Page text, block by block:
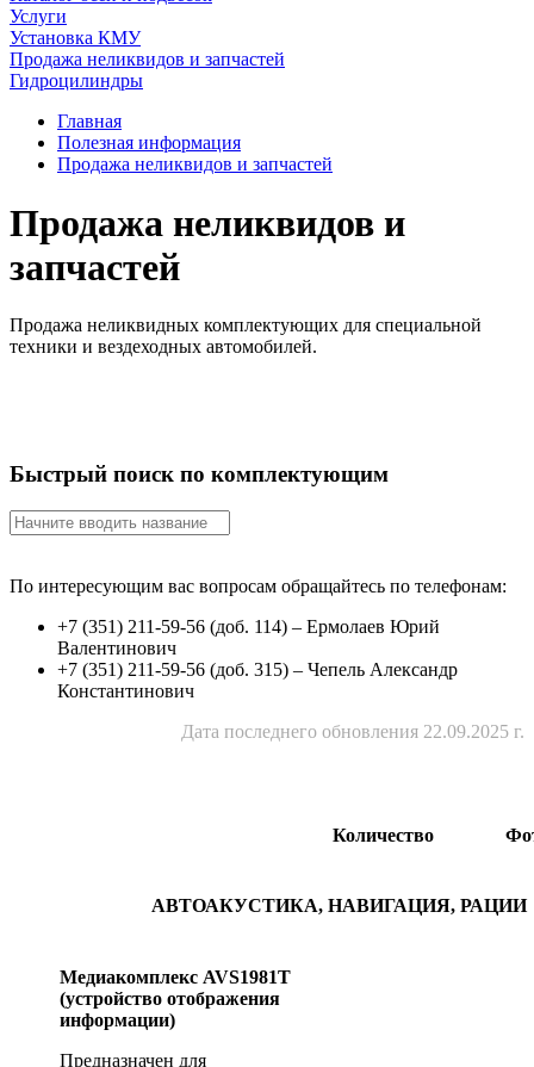
Услуги
Установка КМУ
Продажа неликвидов и запчастей
Гидроцилиндры
Главная
Полезная информация
Продажа неликвидов и запчастей
Продажа неликвидов и
запчастей
Продажа неликвидных комплектующих для специальной
техники и вездеходных автомобилей.
Быстрый поиск по комплектующим
По интересующим вас вопросам обращайтесь по телефонам:
+7 (351) 211-59-56 (доб. 114) – Ермолаев Юрий
Валентинович
+7 (351) 211-59-56 (доб. 315) – Чепель Александр
Константинович
Дата последнего обновления 22.09.2025 г.
Количество
АВТОАКУСТИКА, НАВИГАЦИЯ, РАЦИИ
Медиакомплекс AVS1981T
(устройство отображения
информации)
Предназначен для